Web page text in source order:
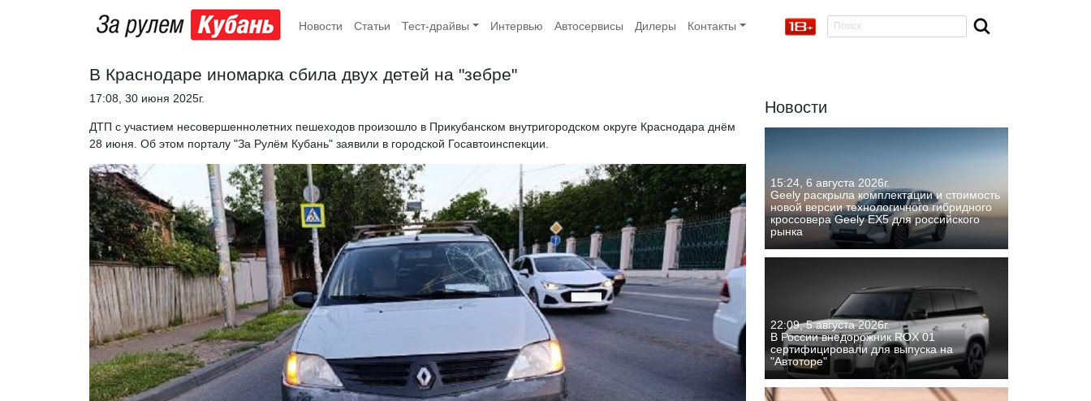
Новости Статьи Тест-драйвы Интервью Автосервисы Дилеры Контакты
В Краснодаре иномарка сбила двух детей на "зебре"
17:08, 30 июня 2025г.
ДТП с участием несовершеннолетних пешеходов произошло в Прикубанском внутригородском округе Краснодара днём
28 июня. Об этом порталу "За Рулём Кубань" заявили в городской Госавтоинспекции.
Новости
15:24, 6 августа 2026г.
Geely раскрыла комплектации и стоимость
новой версии технологичного гибридного
кроссовера Geely EX5 для российского
рынка
22:09, 5 августа 2026г.
В России внедорожник ROX 01
сертифицировали для выпуска на
"Автоторе"